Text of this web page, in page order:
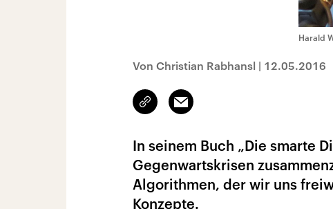
Harald
Von Christian Rabhansl | 12.05.2016
Link
kopieren/teilen
Email
In seinem Buch „Die smarte
Gegenwartskrisen
Algorithmen, der wir uns
Konzepte.